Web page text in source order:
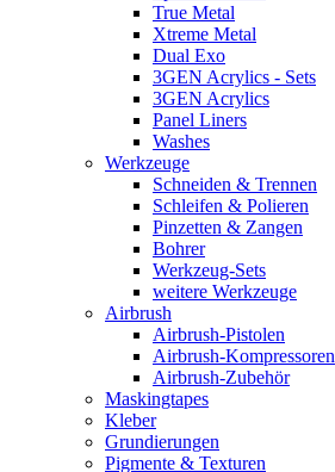
True Metal
Xtreme Metal
Dual Exo
3GEN Acrylics - Sets
3GEN Acrylics
Panel Liners
Washes
Werkzeuge
Schneiden & Trennen
Schleifen & Polieren
Pinzetten & Zangen
Bohrer
Werkzeug-Sets
weitere Werkzeuge
Airbrush
Airbrush-Pistolen
Airbrush-Kompressoren
Airbrush-Zubehör
Maskingtapes
Kleber
Grundierungen
Pigmente & Texturen